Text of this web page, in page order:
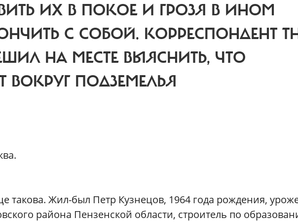
ИХ В ПОКОЕ И ГРОЗЯ В ИНОМ
С СОБОЙ. КОРРЕСПОНДЕНТ
НА МЕСТЕ ВЫЯСНИТЬ, ЧТО
ПОДЗЕМЕЛЬЯ
такова. Жил-был Петр Кузнецов, 1964 года рождения,
района Пензенской области, строитель по